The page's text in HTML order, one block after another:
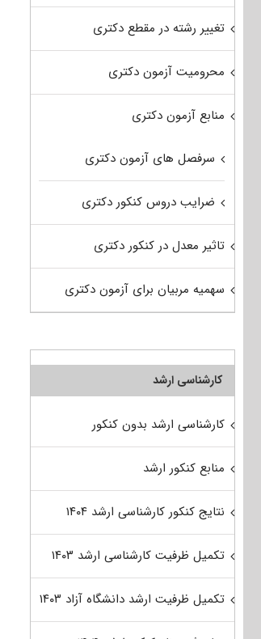
تغییر رشته در مقطع دکتری
محرومیت آزمون دکتری
منابع آزمون دکتری
سرفصل های آزمون دکتری
ضرایب دروس کنکور دکتری
تاثیر معدل در کنکور دکتری
سهمیه مربیان برای آزمون دکتری
کارشناسی ارشد
کارشناسی ارشد بدون کنکور
منابع کنکور ارشد
نتایج کنکور کارشناسی ارشد ۱۴۰۴
تکمیل ظرفیت کارشناسی ارشد ۱۴۰۳
تکمیل ظرفیت ارشد دانشگاه آزاد ۱۴۰۳